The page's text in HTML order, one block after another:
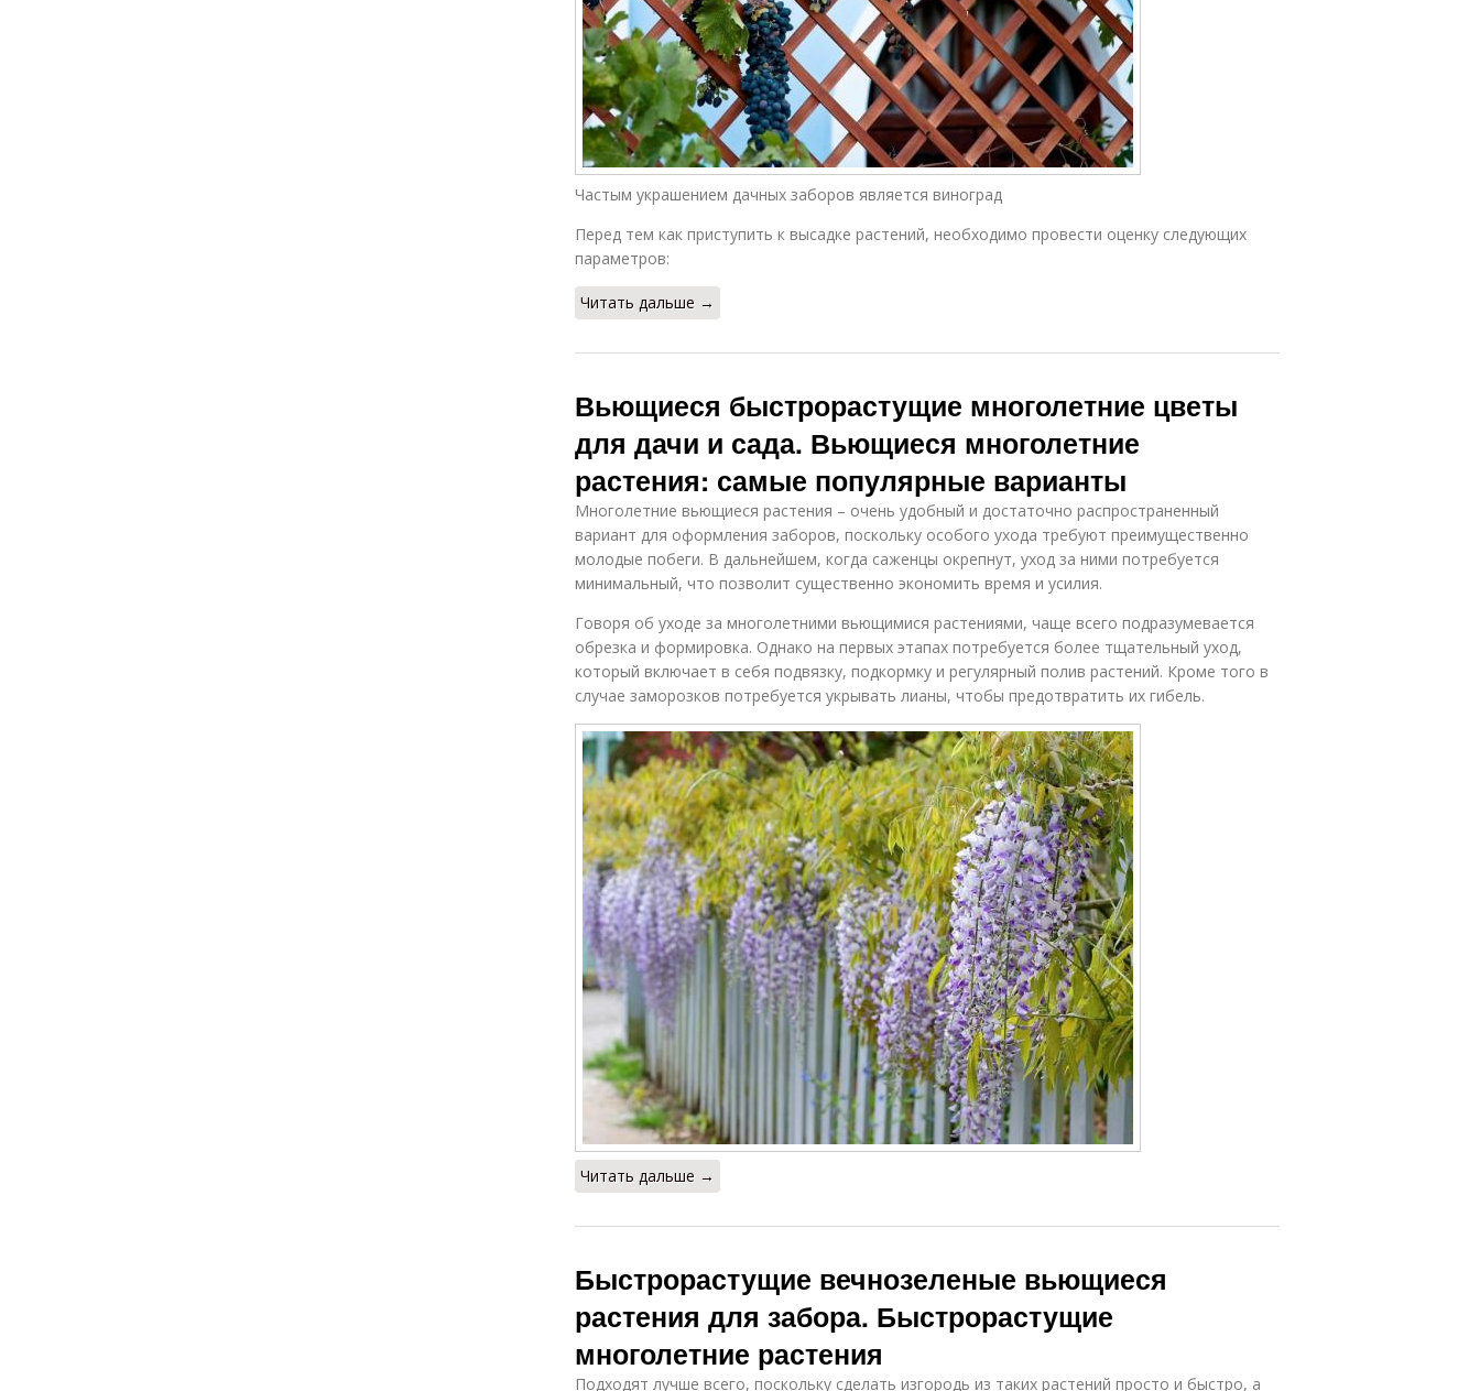
Частым украшением дачных заборов является виноград
Перед тем как приступить к высадке растений, необходимо провести оценку следующих
параметров:
Читать дальше →
Вьющиеся быстрорастущие многолетние цветы
для дачи и сада. Вьющиеся многолетние
растения: самые популярные варианты
Многолетние вьющиеся растения – очень удобный и достаточно распространенный
вариант для оформления заборов, поскольку особого ухода требуют преимущественно
молодые побеги. В дальнейшем, когда саженцы окрепнут, уход за ними потребуется
минимальный, что позволит существенно экономить время и усилия.
Говоря об уходе за многолетними вьющимися растениями, чаще всего подразумевается
обрезка и формировка. Однако на первых этапах потребуется более тщательный уход,
который включает в себя подвязку, подкормку и регулярный полив растений. Кроме того в
случае заморозков потребуется укрывать лианы, чтобы предотвратить их гибель.
Читать дальше →
Быстрорастущие вечнозеленые вьющиеся
растения для забора. Быстрорастущие
многолетние растения
Подходят лучше всего, поскольку сделать изгородь из таких растений просто и быстро, а